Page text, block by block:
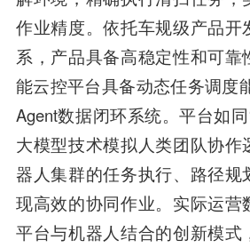
作业精度。依托车规级产品开
系，产品具备高稳定性和可靠
能云控平台具备动态任务调度
Agent数据闭环系统。平台如
大模型技术模拟人类团队协作
器人集群的任务执行、路径规
现高效的协同作业。实际运营
平台与机器人结合的创新模式